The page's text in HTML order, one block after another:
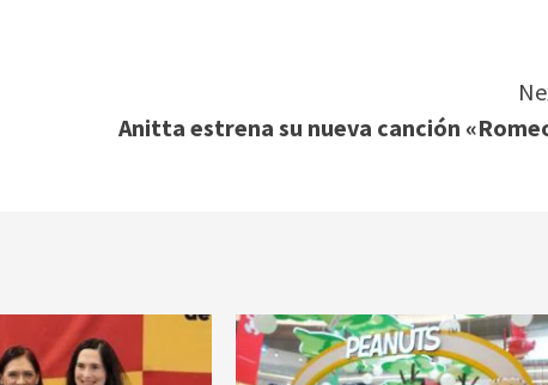
Anitta estrena su nueva canción